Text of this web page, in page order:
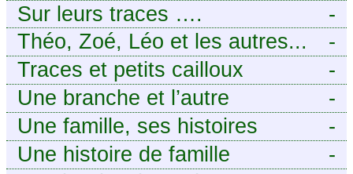
-
Sur leurs traces ….
-
Théo, Zoé, Léo et les autres...
-
Traces et petits cailloux
-
Une branche et l’autre
-
Une famille, ses histoires
-
Une histoire de famille